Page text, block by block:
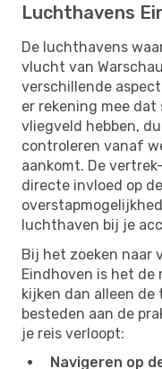
Luchthavens
De luchthavens
vlucht van
verschillende
er rekening mee dat
vliegveld hebben,
controleren vanaf
aankomt. De
directe invloed op
luchthaven bij je
Bij het zoeken naar
Eindhoven is het de
kijken dan alleen
besteden aan de
je reis verloopt:
Navigeren op